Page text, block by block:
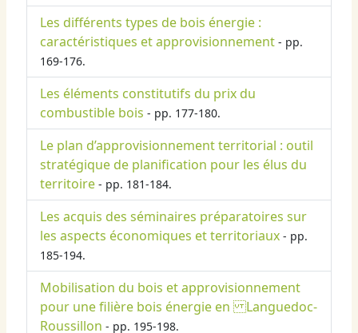
Les différents types de bois énergie :
caractéristiques et approvisionnement - pp.
169-176.
Les éléments constitutifs du prix du
combustible bois - pp. 177-180.
Le plan d’approvisionnement territorial : outil
stratégique de planification pour les élus du
territoire - pp. 181-184.
Les acquis des séminaires préparatoires sur
les aspects économiques et territoriaux - pp.
185-194.
Mobilisation du bois et approvisionnement
pour une filière bois énergie en Languedoc-
Roussillon - pp. 195-198.